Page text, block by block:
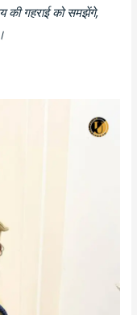
की गहराई को समझेंगे,